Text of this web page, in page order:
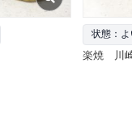
状態：
楽焼 川